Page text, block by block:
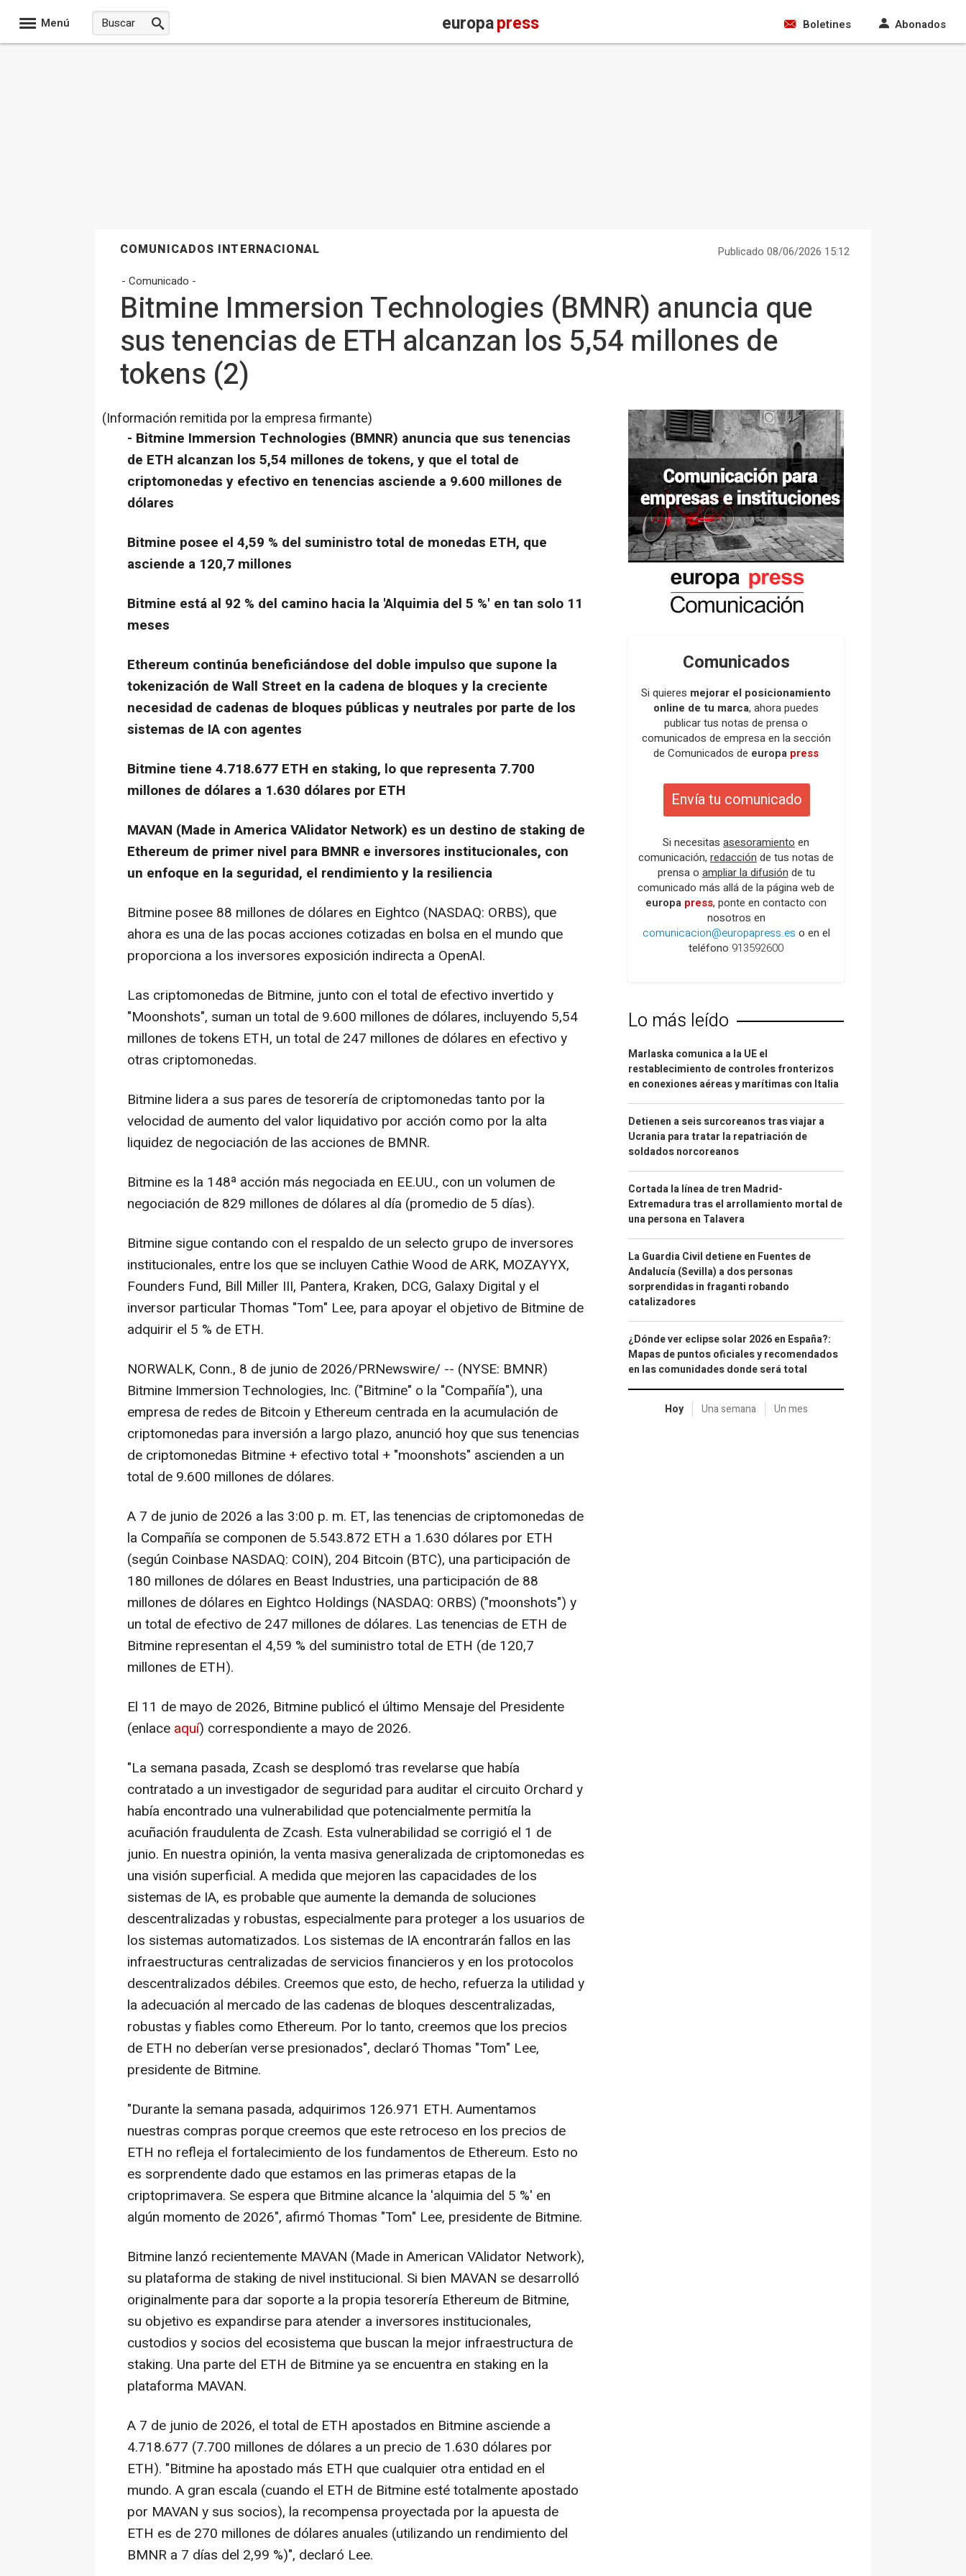
Menú europapress Boletines Abonados
COMUNICADOS INTERNACIONAL
Publicado 08/06/2026 15:12
- Comunicado -
Bitmine Immersion Technologies (BMNR) anuncia que
sus tenencias de ETH alcanzan los 5,54 millones de
tokens (2)
(Información remitida por la empresa firmante)
- Bitmine Immersion Technologies (BMNR) anuncia que sus tenencias
de ETH alcanzan los 5,54 millones de tokens, y que el total de
criptomonedas y efectivo en tenencias asciende a 9.600 millones de
dólares
Bitmine posee el 4,59 % del suministro total de monedas ETH, que
asciende a 120,7 millones
Bitmine está al 92 % del camino hacia la 'Alquimia del 5 %' en tan solo 11
meses
Ethereum continúa beneficiándose del doble impulso que supone la
tokenización de Wall Street en la cadena de bloques y la creciente
necesidad de cadenas de bloques públicas y neutrales por parte de los
sistemas de IA con agentes
Bitmine tiene 4.718.677 ETH en staking, lo que representa 7.700
millones de dólares a 1.630 dólares por ETH
MAVAN (Made in America VAlidator Network) es un destino de staking de
Ethereum de primer nivel para BMNR e inversores institucionales, con
un enfoque en la seguridad, el rendimiento y la resiliencia
Bitmine posee 88 millones de dólares en Eightco (NASDAQ: ORBS), que
ahora es una de las pocas acciones cotizadas en bolsa en el mundo que
proporciona a los inversores exposición indirecta a OpenAI.
Las criptomonedas de Bitmine, junto con el total de efectivo invertido y
"Moonshots", suman un total de 9.600 millones de dólares, incluyendo 5,54
millones de tokens ETH, un total de 247 millones de dólares en efectivo y
otras criptomonedas.
Bitmine lidera a sus pares de tesorería de criptomonedas tanto por la
velocidad de aumento del valor liquidativo por acción como por la alta
liquidez de negociación de las acciones de BMNR.
Bitmine es la 148ª acción más negociada en EE.UU., con un volumen de
negociación de 829 millones de dólares al día (promedio de 5 días).
Bitmine sigue contando con el respaldo de un selecto grupo de inversores
institucionales, entre los que se incluyen Cathie Wood de ARK, MOZAYYX,
Founders Fund, Bill Miller III, Pantera, Kraken, DCG, Galaxy Digital y el
inversor particular Thomas "Tom" Lee, para apoyar el objetivo de Bitmine de
adquirir el 5 % de ETH.
NORWALK, Conn., 8 de junio de 2026/PRNewswire/ -- (NYSE: BMNR)
Bitmine Immersion Technologies, Inc. ("Bitmine" o la "Compañía"), una
empresa de redes de Bitcoin y Ethereum centrada en la acumulación de
criptomonedas para inversión a largo plazo, anunció hoy que sus tenencias
de criptomonedas Bitmine + efectivo total + "moonshots" ascienden a un
total de 9.600 millones de dólares.
A 7 de junio de 2026 a las 3:00 p. m. ET, las tenencias de criptomonedas de
la Compañía se componen de 5.543.872 ETH a 1.630 dólares por ETH
(según Coinbase NASDAQ: COIN), 204 Bitcoin (BTC), una participación de
180 millones de dólares en Beast Industries, una participación de 88
millones de dólares en Eightco Holdings (NASDAQ: ORBS) ("moonshots") y
un total de efectivo de 247 millones de dólares. Las tenencias de ETH de
Bitmine representan el 4,59 % del suministro total de ETH (de 120,7
millones de ETH).
El 11 de mayo de 2026, Bitmine publicó el último Mensaje del Presidente
(enlace aquí) correspondiente a mayo de 2026.
"La semana pasada, Zcash se desplomó tras revelarse que había
contratado a un investigador de seguridad para auditar el circuito Orchard y
había encontrado una vulnerabilidad que potencialmente permitía la
acuñación fraudulenta de Zcash. Esta vulnerabilidad se corrigió el 1 de
junio. En nuestra opinión, la venta masiva generalizada de criptomonedas es
una visión superficial. A medida que mejoren las capacidades de los
sistemas de IA, es probable que aumente la demanda de soluciones
descentralizadas y robustas, especialmente para proteger a los usuarios de
los sistemas automatizados. Los sistemas de IA encontrarán fallos en las
infraestructuras centralizadas de servicios financieros y en los protocolos
descentralizados débiles. Creemos que esto, de hecho, refuerza la utilidad y
la adecuación al mercado de las cadenas de bloques descentralizadas,
robustas y fiables como Ethereum. Por lo tanto, creemos que los precios
de ETH no deberían verse presionados", declaró Thomas "Tom" Lee,
presidente de Bitmine.
"Durante la semana pasada, adquirimos 126.971 ETH. Aumentamos
nuestras compras porque creemos que este retroceso en los precios de
ETH no refleja el fortalecimiento de los fundamentos de Ethereum. Esto no
es sorprendente dado que estamos en las primeras etapas de la
criptoprimavera. Se espera que Bitmine alcance la 'alquimia del 5 %' en
algún momento de 2026", afirmó Thomas "Tom" Lee, presidente de Bitmine.
Bitmine lanzó recientemente MAVAN (Made in American VAlidator Network),
su plataforma de staking de nivel institucional. Si bien MAVAN se desarrolló
originalmente para dar soporte a la propia tesorería Ethereum de Bitmine,
su objetivo es expandirse para atender a inversores institucionales,
custodios y socios del ecosistema que buscan la mejor infraestructura de
staking. Una parte del ETH de Bitmine ya se encuentra en staking en la
plataforma MAVAN.
A 7 de junio de 2026, el total de ETH apostados en Bitmine asciende a
4.718.677 (7.700 millones de dólares a un precio de 1.630 dólares por
ETH). "Bitmine ha apostado más ETH que cualquier otra entidad en el
mundo. A gran escala (cuando el ETH de Bitmine esté totalmente apostado
por MAVAN y sus socios), la recompensa proyectada por la apuesta de
ETH es de 270 millones de dólares anuales (utilizando un rendimiento del
BMNR a 7 días del 2,99 %)", declaró Lee.
Comunicados
Si quieres mejorar el posicionamiento
online de tu marca, ahora puedes
publicar tus notas de prensa o
comunicados de empresa en la sección
de Comunicados de europa press
Envía tu comunicado
Si necesitas asesoramiento en
comunicación, redacción de tus notas de
prensa o ampliar la difusión de tu
comunicado más allá de la página web de
europa press, ponte en contacto con
nosotros en
comunicacion@europapress.es o en el
teléfono 913592600
Lo más leído
Marlaska comunica a la UE el
restablecimiento de controles fronterizos
en conexiones aéreas y marítimas con Italia
Detienen a seis surcoreanos tras viajar a
Ucrania para tratar la repatriación de
soldados norcoreanos
Cortada la línea de tren Madrid-
Extremadura tras el arrollamiento mortal de
una persona en Talavera
La Guardia Civil detiene en Fuentes de
Andalucía (Sevilla) a dos personas
sorprendidas in fraganti robando
catalizadores
¿Dónde ver eclipse solar 2026 en España?:
Mapas de puntos oficiales y recomendados
en las comunidades donde será total
Hoy Una semana Un mes